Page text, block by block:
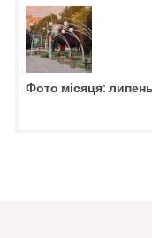
Фото місяця: